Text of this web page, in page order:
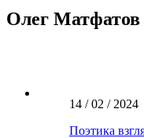
Олег Матфатов
14 / 02 / 2024
Поэтика